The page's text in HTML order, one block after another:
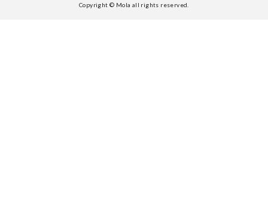
Copyright © Mola all rights reserved.